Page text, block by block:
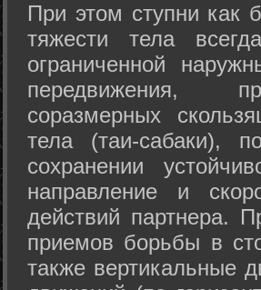
При этом ступни как
тяжести тела
ограниченной
передвижения,
соразмерных
тела (таи-сабаки),
сохранении
направление и
действий партнера.
приемов борьбы в
также вертикальные